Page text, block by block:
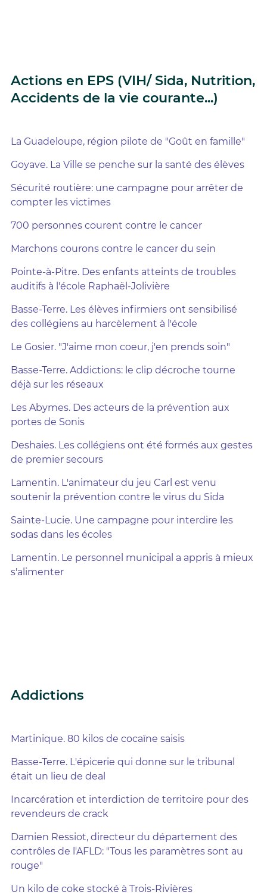
Actions en EPS (VIH/ Sida, Nutrition,
Accidents de la vie courante...)
La Guadeloupe, région pilote de "Goût en famille"
Goyave. La Ville se penche sur la santé des élèves
Sécurité routière: une campagne pour arrêter de
compter les victimes
700 personnes courent contre le cancer
Marchons courons contre le cancer du sein
Pointe-à-Pitre. Des enfants atteints de troubles
auditifs à l'école Raphaël-Jolivière
Basse-Terre. Les élèves infirmiers ont sensibilisé
des collégiens au harcèlement à l'école
Le Gosier. "J'aime mon coeur, j'en prends soin"
Basse-Terre. Addictions: le clip décroche tourne
déjà sur les réseaux
Les Abymes. Des acteurs de la prévention aux
portes de Sonis
Deshaies. Les collégiens ont été formés aux gestes
de premier secours
Lamentin. L'animateur du jeu Carl est venu
soutenir la prévention contre le virus du Sida
Sainte-Lucie. Une campagne pour interdire les
sodas dans les écoles
Lamentin. Le personnel municipal a appris à mieux
s'alimenter
Addictions
Martinique. 80 kilos de cocaïne saisis
Basse-Terre. L'épicerie qui donne sur le tribunal
était un lieu de deal
Incarcération et interdiction de territoire pour des
revendeurs de crack
Damien Ressiot, directeur du département des
contrôles de l'AFLD: "Tous les paramètres sont au
rouge"
Un kilo de coke stocké à Trois-Rivières